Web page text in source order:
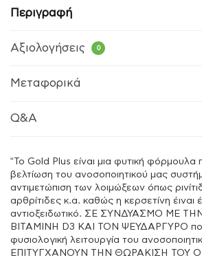
Περιγραφή
Αξιολογήσεις 0
Μεταφορικά
Q&A
“Το Gold Plus είναι μια φυτική φόρμουλα
βελτίωση του ανοσοποιητικού μας
αντιμετώπιση των λοιμώξεων όπως
αρθρίτιδες κ.α. καθώς η κερσετίνη έιναι
αντιοξειδωτικό. ΣΕ ΣΥΝΔΥΑΣΜΟ ΜΕ
BITAMINH D3 ΚΑΙ ΤΟΝ ΨΕΥΔΑΡΓΥΡΟ
φυσιολογική λειτουργία του
ΕΠΙΤΥΓΧΑΝΟΥΝ ΤΗΝ ΘΩΡΑΚΙΣΗ ΤΟΥ